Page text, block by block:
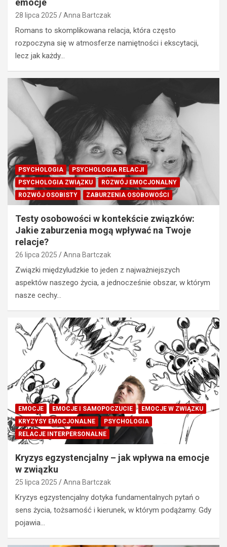
emocje
28 lipca 2025 Anna Bartczak
Romans to skomplikowana relacja, która często
rozpoczyna się w atmosferze namiętności i ekscytacji,
lecz jak każdy…
PSYCHOLOGIA
PSYCHOLOGIA RELACJI
PSYCHOLOGIA ZWIĄZKU
ROZWÓJ EMOCJONALNY
ROZWÓJ OSOBISTY
ZABURZENIA OSOBOWOŚCI
Testy osobowości w kontekście związków:
Jakie zaburzenia mogą wpływać na Twoje
relacje?
26 lipca 2025 Anna Bartczak
Związki międzyludzkie to jeden z najważniejszych
aspektów naszego życia, a jednocześnie obszar, w którym
nasze cechy…
EMOCJE EMOCJE I SAMOPOCZUCIE
EMOCJE W ZWIĄZKU
KRYZYSY EMOCJONALNE
PSYCHOLOGIA
RELACJE INTERPERSONALNE
Kryzys egzystencjalny – jak wpływa na emocje
w związku
25 lipca 2025 Anna Bartczak
Kryzys egzystencjalny dotyka fundamentalnych pytań o
sens życia, tożsamość i kierunek, w którym podążamy. Gdy
pojawia…